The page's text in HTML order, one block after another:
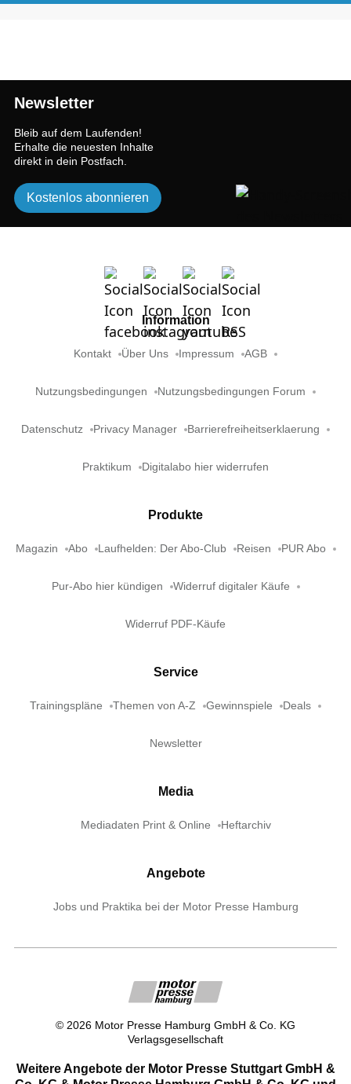
Newsletter
Bleib auf dem Laufenden!
Erhalte die neuesten Inhalte
direkt in dein Postfach.
Kostenlos abonnieren
Information
Kontakt Über Uns Impressum AGB
Nutzungsbedingungen Nutzungsbedingungen Forum
Datenschutz Privacy Manager Barrierefreiheitserklaerung
Praktikum Digitalabo hier widerrufen
Produkte
Magazin Abo Laufhelden: Der Abo-Club Reisen PUR Abo
Pur-Abo hier kündigen Widerruf digitaler Käufe
Widerruf PDF-Käufe
Service
Trainingspläne Themen von A-Z Gewinnspiele Deals
Newsletter
Media
Mediadaten Print & Online Heftarchiv
Angebote
Jobs und Praktika bei der Motor Presse Hamburg
© 2026 Motor Presse Hamburg GmbH & Co. KG
Verlagsgesellschaft
Weitere Angebote der Motor Presse Stuttgart GmbH &